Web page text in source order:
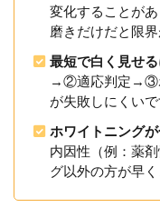
変化することが
磨きだけだと限界
最短で白く見せる
→②適応判定→③
が失敗しにくいで
ホワイトニング
内因性（例：薬
グ以外の方が早